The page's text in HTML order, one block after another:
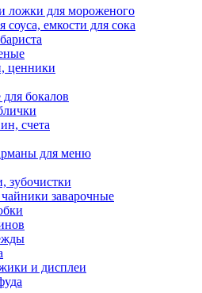
ложки для мороженого
соуса, емкости для сока
ценники
бокалов
счета
для меню
зубочистки
заварочные
и дисплеи